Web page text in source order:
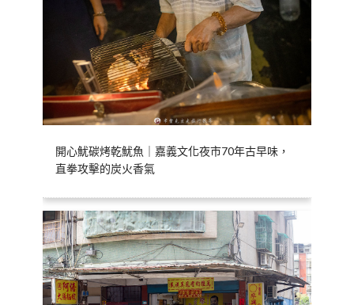
開心魷碳烤乾魷魚｜嘉義文化夜市70年古早味，
直拳攻擊的炭火香氣